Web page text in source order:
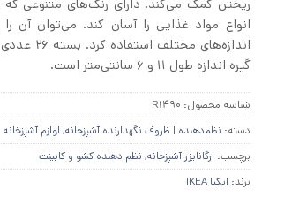
ریختن کمک می‌کند. دارای رنگ‌های متنوعی که
انواع مواد غذایی را آسان کند. می‌توان آن
گیره اندازه طول ۱۱ و ۶ سانتی‌متر است.
شناسه محصول: R1490
دسته: نظم‌دهنده | ظروف نگهدارنده آشپزخانه, لوازم آشپزخانه
برچسب: ارگانایزر آشپزخانه, نظم دهنده کشو و کابینت
برند: ایکیا IKEA